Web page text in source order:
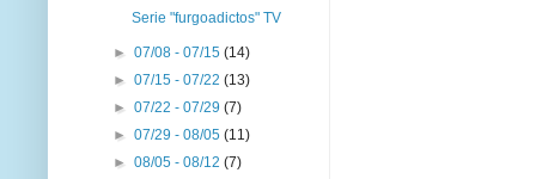
Serie "furgoadictos" TV
►07/08 - 07/15(14)
►07/15 - 07/22(13)
►07/22 - 07/29(7)
►07/29 - 08/05(11)
►08/05 - 08/12(7)